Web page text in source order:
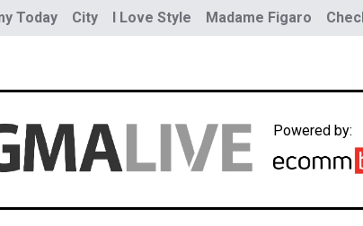
Today City I Love Style Madame Figaro
Powered by: